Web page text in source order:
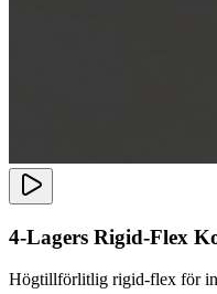
4-Lagers Rigid-Flex
Högtillförlitlig rigid-flex för